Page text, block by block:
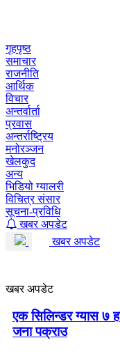
गृहपृष्ठ
समाचार
राजनीति
आर्थिक
विचार
अन्तर्वार्ता
प्रवास
अन्तर्राष्ट्रिय
मनोरञ्जन
खेलकुद
अन्य
भिडियो ग्यालरी
विचित्र संसार
सूचना-प्रविधि
खबर अपडेट
खबर अपडेट
खबर अपडेट
एक सिलिन्डर ग्यास ७
जना पक्राउ